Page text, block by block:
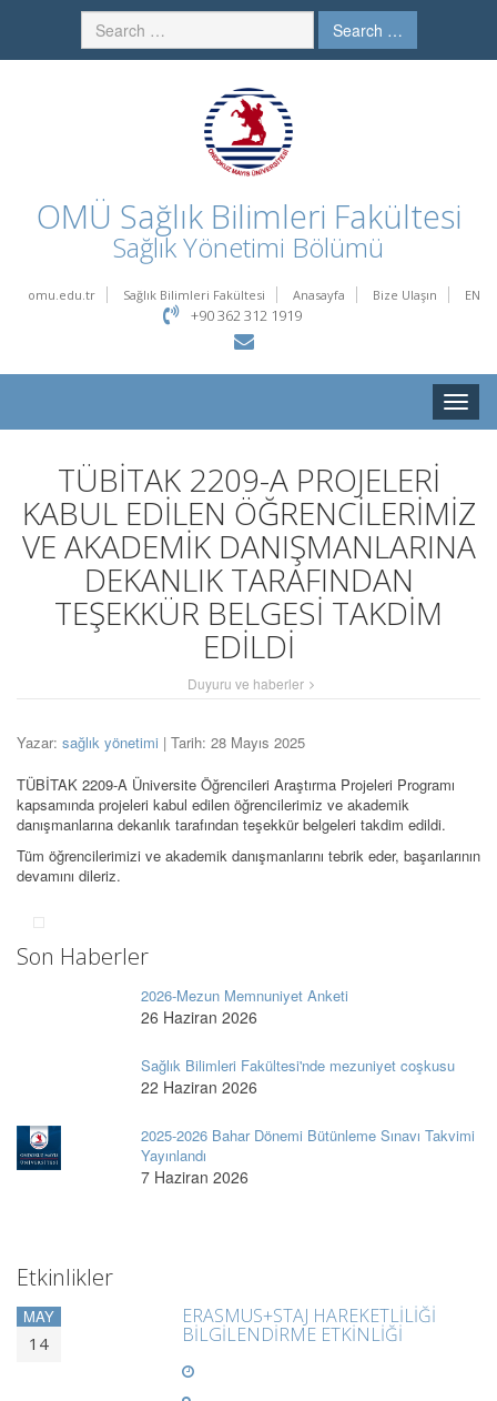
Search …
OMÜ Sağlık Bilimleri Fakültesi
Sağlık Yönetimi Bölümü
omu.edu.tr Sağlık Bilimleri Fakültesi Anasayfa Bize Ulaşın EN
+90 362 312 1919
Toggle
TÜBİTAK 2209-A PROJELERİ
KABUL EDİLEN ÖĞRENCİLERİMİZ
VE AKADEMİK DANIŞMANLARINA
DEKANLIK TARAFINDAN
TEŞEKKÜR BELGESİ TAKDİM
EDİLDİ
Duyuru ve haberler
Yazar: sağlık yönetimi | Tarih: 28 Mayıs 2025
TÜBİTAK 2209-A Üniversite Öğrencileri Araştırma Projeleri Programı
kapsamında projeleri kabul edilen öğrencilerimiz ve akademik
danışmanlarına dekanlık tarafından teşekkür belgeleri takdim edildi.
Tüm öğrencilerimizi ve akademik danışmanlarını tebrik eder, başarılarının
devamını dileriz.
Son Haberler
2026-Mezun Memnuniyet Anketi
26 Haziran 2026
Sağlık Bilimleri Fakültesi'nde mezuniyet coşkusu
22 Haziran 2026
2025-2026 Bahar Dönemi Bütünleme Sınavı Takvimi
Yayınlandı
7 Haziran 2026
Etkinlikler
MAY
14
ERASMUS+STAJ HAREKETLİLİĞİ
BİLGİLENDİRME ETKİNLİĞİ